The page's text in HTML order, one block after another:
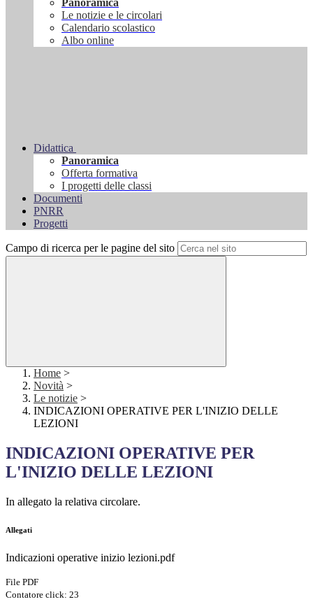
Panoramica
Le notizie e le circolari
Calendario scolastico
Albo online
Didattica
Panoramica
Offerta formativa
I progetti delle classi
Documenti
PNRR
Progetti
Campo di ricerca per le pagine del sito
Home >
Novità >
Le notizie >
INDICAZIONI OPERATIVE PER L'INIZIO DELLE
LEZIONI
INDICAZIONI OPERATIVE PER
L'INIZIO DELLE LEZIONI
In allegato la relativa circolare.
Allegati
Indicazioni operative inizio lezioni.pdf
File PDF
Contatore click: 23